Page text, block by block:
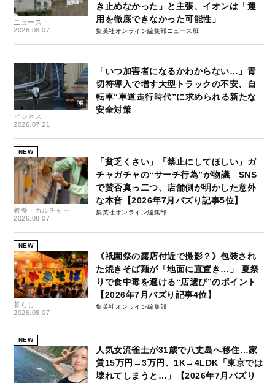
ニュース
2026.08.07
き止めなかった」と主張、イオンは「運
用を徹底できなかった可能性」
集英社オンライン編集部ニュース班
ビジネス
2026.07.21
「いつ加害者になるかわからない…」青
切符導入で増す大型トラックの不安、自
転車“車道走行時代”に求められる新たな
安全対策
NEW
教養・カルチャー
2026.08.07
「貧乏くさい」「禁止にしてほしい」ガ
チャガチャの“サーチ行為”が物議 SNS
で賛否真っ二つ、店舗側が明かした意外
な本音【2026年7月バズり記事5位】
集英社オンライン編集部
NEW
暮らし
2026.08.07
《祇園祭の露店付近で撮影？》包装され
た焼きそば麺が「地面に直置き…」 夏祭
りで食中毒を避ける“店選び”のポイント
【2026年7月バズり記事4位】
集英社オンライン編集部
NEW
人気女流雀士が31歳で八丈島へ移住…家
賃15万円→3万円、1K→4LDK「東京では
壊れてしまうと…」【2026年7月バズり